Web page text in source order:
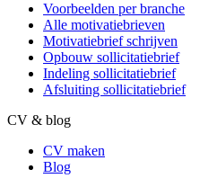
Voorbeelden per branche
Alle motivatiebrieven
Motivatiebrief schrijven
Opbouw sollicitatiebrief
Indeling sollicitatiebrief
Afsluiting sollicitatiebrief
CV & blog
CV maken
Blog